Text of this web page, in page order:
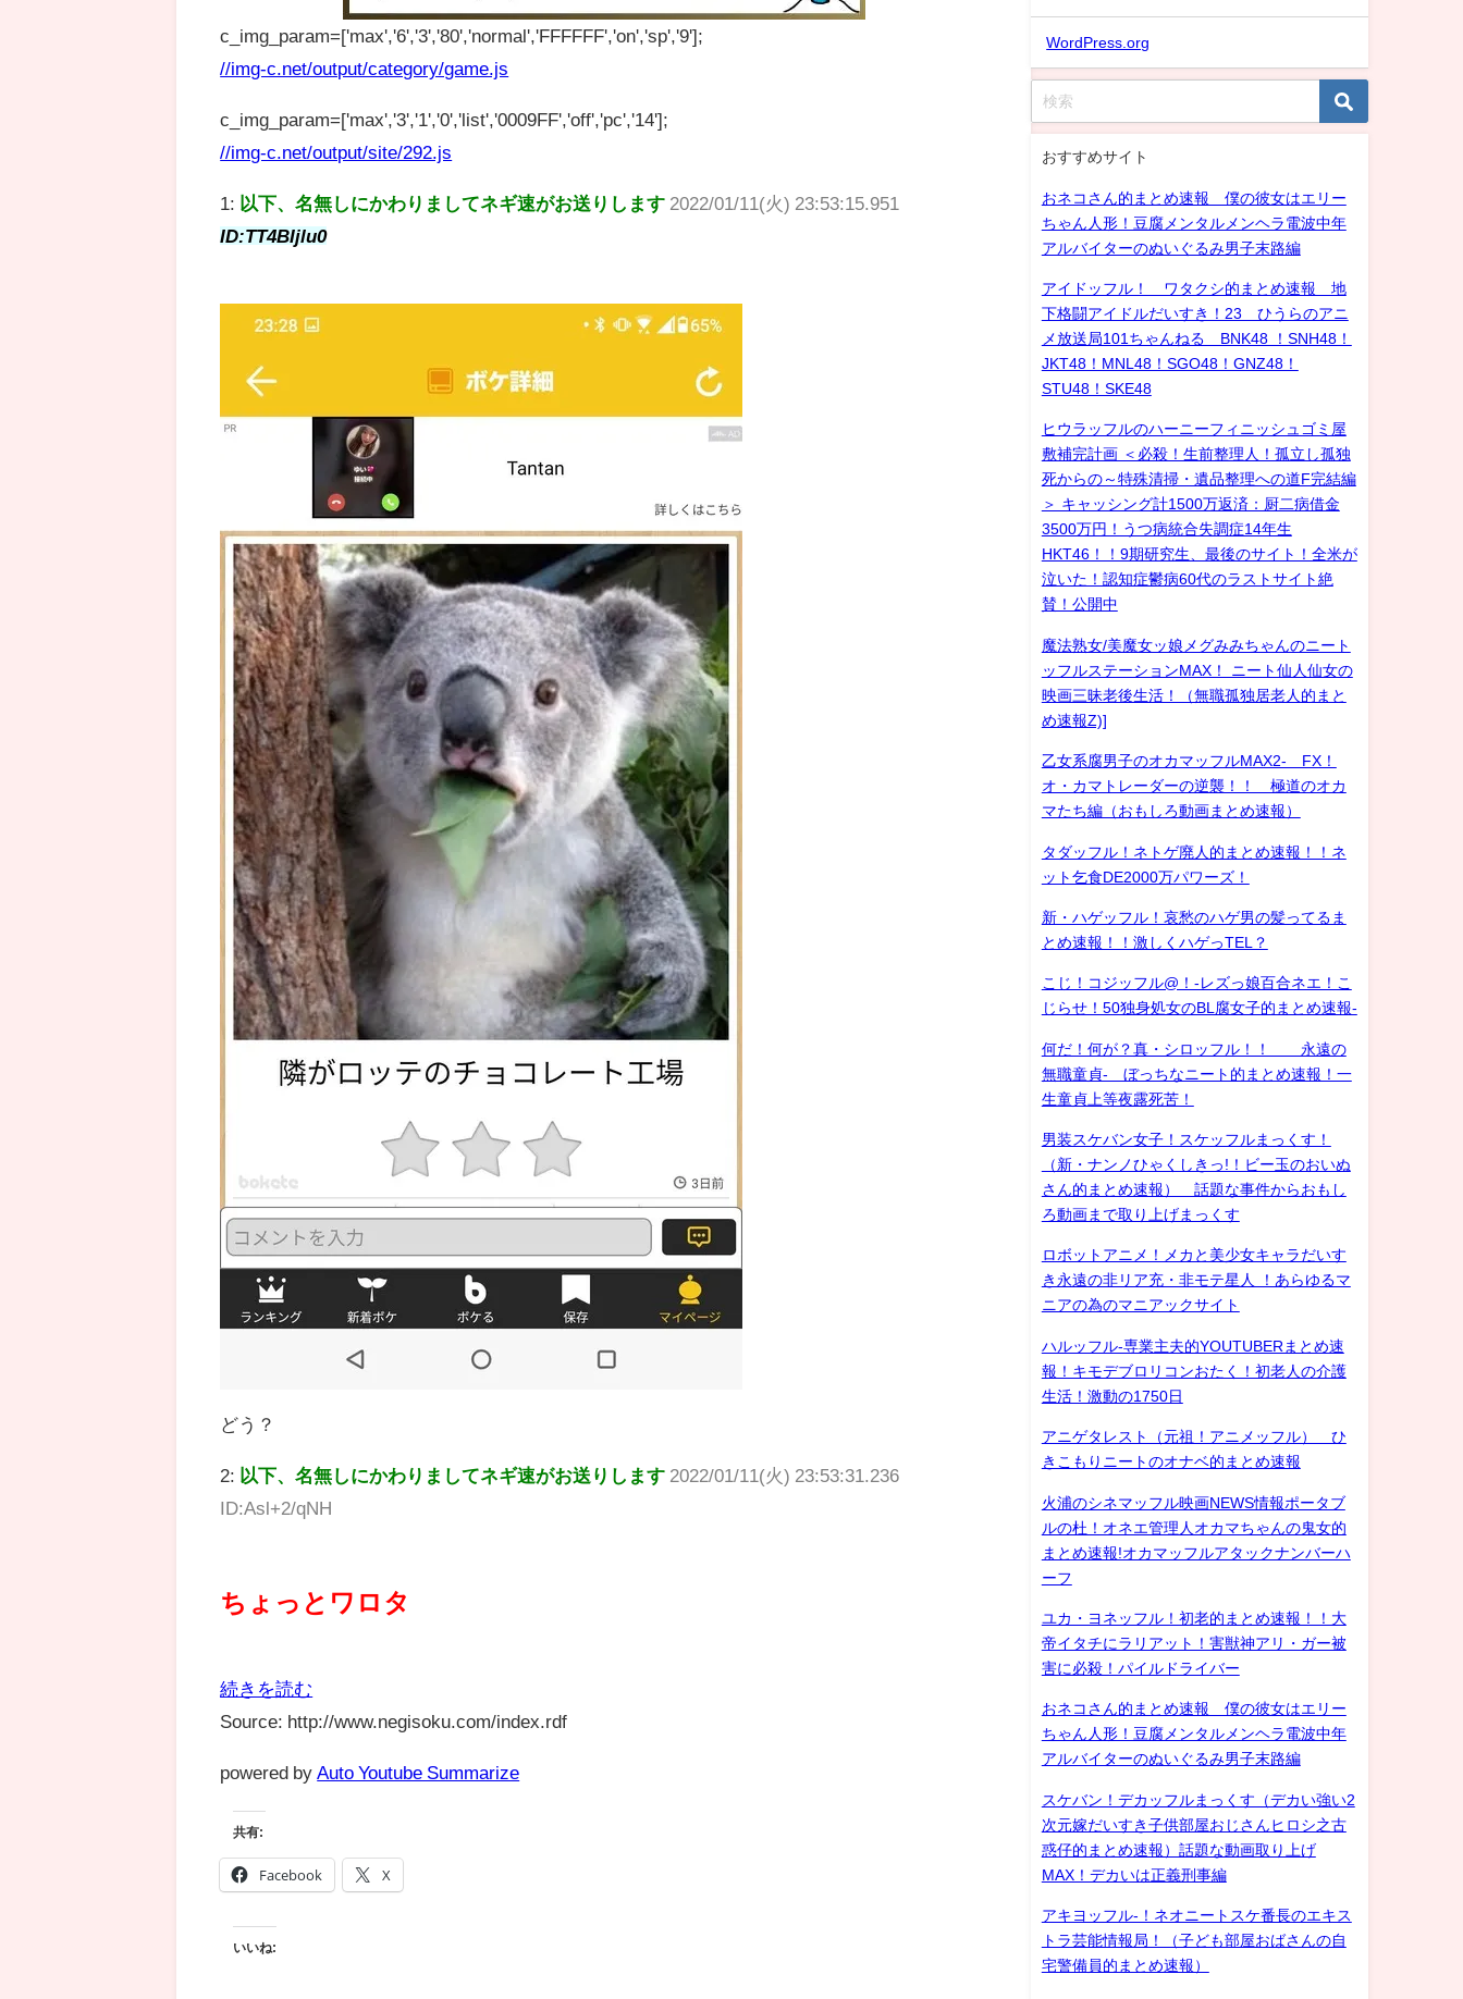
c_img_param=['max','6','3','80','normal','FFFFFF','on','sp','9'];
//img-c.net/output/category/game.js
c_img_param=['max','3','1','0','list','0009FF','off','pc','14'];
//img-c.net/output/site/292.js
1: 以下、名無しにかわりましてネギ速がお送りします 2022/01/11(火) 23:53:15.951
ID:TT4BIjlu0
どう？
2: 以下、名無しにかわりましてネギ速がお送りします 2022/01/11(火) 23:53:31.236
ID:Asl+2/qNH
ちょっとワロタ
続きを読む
Source: http://www.negisoku.com/index.rdf
powered by Auto Youtube Summarize
共有:
Facebook X
いいね:
WordPress.org
おすすめサイト
おネコさん的まとめ速報 僕の彼女はエリー
ちゃん人形！豆腐メンタルメンヘラ電波中年
アルバイターのぬいぐるみ男子末路編
アイドッフル！ ワタクシ的まとめ速報 地
下格闘アイドルだいすき！23 ひうらのアニ
メ放送局101ちゃんねる BNK48 ！SNH48！
JKT48！MNL48！SGO48！GNZ48！
STU48！SKE48
ヒウラッフルのハーニーフィニッシュゴミ屋
敷補完計画 ＜必殺！生前整理人！孤立し孤独
死からの～特殊清掃・遺品整理への道F完結編
＞ キャッシング計1500万返済：厨二病借金
3500万円！うつ病統合失調症14年生
HKT46！！9期研究生、最後のサイト！全米が
泣いた！認知症鬱病60代のラストサイト絶
賛！公開中
魔法熟女/美魔女ッ娘メグみみちゃんのニート
ッフルステーションMAX！ ニート仙人仙女の
映画三昧老後生活！（無職孤独居老人的まと
め速報Z)]
乙女系腐男子のオカマッフルMAX2- FX！
オ・カマトレーダーの逆襲！！ 極道のオカ
マたち編（おもしろ動画まとめ速報）
タダッフル！ネトゲ廃人的まとめ速報！！ネ
ット乞食DE2000万パワーズ！
新・ハゲッフル！哀愁のハゲ男の髪ってるま
とめ速報！！激しくハゲっTEL？
こじ！コジッフル@！-レズっ娘百合ネエ！こ
じらせ！50独身処女のBL腐女子的まとめ速報-
何だ！何が？真・シロッフル！！ 永遠の
無職童貞- ぼっちなニート的まとめ速報！一
生童貞上等夜露死苦！
男装スケバン女子！スケッフルまっくす！
（新・ナンノひゃくしきっ!！ビー玉のおいぬ
さん的まとめ速報） 話題な事件からおもし
ろ動画まで取り上げまっくす
ロボットアニメ！メカと美少女キャラだいす
き永遠の非リア充・非モテ星人 ！あらゆるマ
ニアの為のマニアックサイト
ハルッフル-専業主夫的YOUTUBERまとめ速
報！キモデブロリコンおたく！初老人の介護
生活！激動の1750日
アニゲタレスト（元祖！アニメッフル） ひ
きこもりニートのオナベ的まとめ速報
火浦のシネマッフル映画NEWS情報ポータブ
ルの杜！オネエ管理人オカマちゃんの鬼女的
まとめ速報!オカマッフルアタックナンバーハ
ーフ
ユカ・ヨネッフル！初老的まとめ速報！！大
帝イタチにラリアット！害獣神アリ・ガー被
害に必殺！パイルドライバー
おネコさん的まとめ速報 僕の彼女はエリー
ちゃん人形！豆腐メンタルメンヘラ電波中年
アルバイターのぬいぐるみ男子末路編
スケバン！デカッフルまっくす（デカい強い2
次元嫁だいすき子供部屋おじさんヒロシ之古
惑仔的まとめ速報）話題な動画取り上げ
MAX！デカいは正義刑事編
アキヨッフル-！ネオニートスケ番長のエキス
トラ芸能情報局！（子ども部屋おばさんの自
宅警備員的まとめ速報）